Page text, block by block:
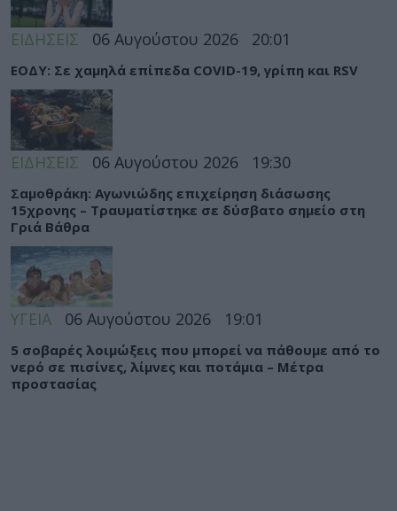
ΕΙΔΗΣΕΙΣ 06 Αυγούστου 2026 20:01
ΕΟΔΥ: Σε χαμηλά επίπεδα COVID-19, γρίπη και RSV
ΕΙΔΗΣΕΙΣ 06 Αυγούστου 2026 19:30
Σαμοθράκη: Αγωνιώδης επιχείρηση διάσωσης
15χρονης – Τραυματίστηκε σε δύσβατο σημείο στη
Γριά Βάθρα
ΥΓΕΙΑ 06 Αυγούστου 2026 19:01
5 σοβαρές λοιμώξεις που μπορεί να πάθουμε από το
νερό σε πισίνες, λίμνες και ποτάμια – Μέτρα
προστασίας